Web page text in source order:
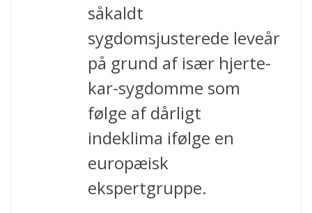
såkaldt
sygdomsjusterede leveår
på grund af især hjerte-
kar-sygdomme som
følge af dårligt
indeklima ifølge en
europæisk
ekspertgruppe.